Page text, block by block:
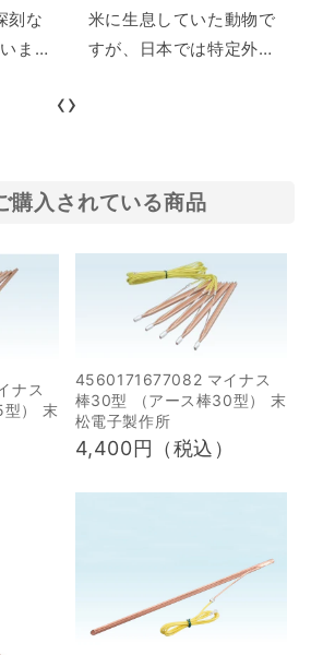
刻な
ま
環境
駆除
イ
し
不
ひご
ぜ
の
解
付
1
除
活
米に生息していた動物で
すが、日本では特定外来
飼育放棄によって各地で
在では農作物被害や感染
症リスクなど、さまざま
な問題を引き起こしてい
ます。 この記事では、ア
ライグマがなぜ日本に定
着したのか、その背景や
影響について分かりやす
く解説します。アライグ
マの生態や、外来生物に
具体的な対策についても
取り上げます。初心者で
も理解しやすいよう、ポ
‹›
購入されている商品
ナス
） 末
4560171677082 マイナス
棒30型 （アース棒30型） 末
松電子製作所
4,400円（税込）